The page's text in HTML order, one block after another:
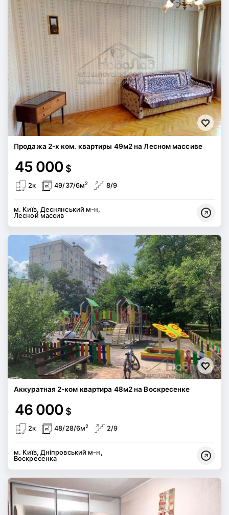
Продажа 2-х ком. квартиры 49м2 на Лесном массиве
45 000 $
2к 49/37/6м2 8/9
м. Київ, Деснянський м-н,
Лесной массив
Аккуратная 2-ком квартира 48м2 на Воскресенке
46 000 $
2к 48/28/6м2 2/9
м. Київ, Дніпровський м-н,
Воскресенка